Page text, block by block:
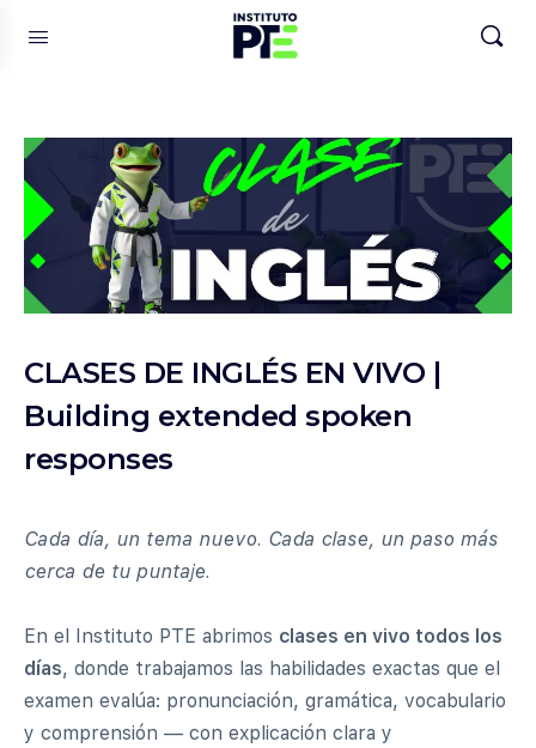
CLASES DE INGLÉS EN VIVO |
Building extended spoken
responses
Cada día, un tema nuevo. Cada clase, un paso más
cerca de tu puntaje.
En el Instituto PTE abrimos clases en vivo todos los
días, donde trabajamos las habilidades exactas que el
examen evalúa: pronunciación, gramática, vocabulario
y comprensión — con explicación clara y